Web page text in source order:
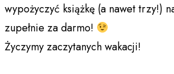
wypożyczyć książkę (a nawet trzy!)
zupełnie za darmo!
Życzymy zaczytanych wakacji!